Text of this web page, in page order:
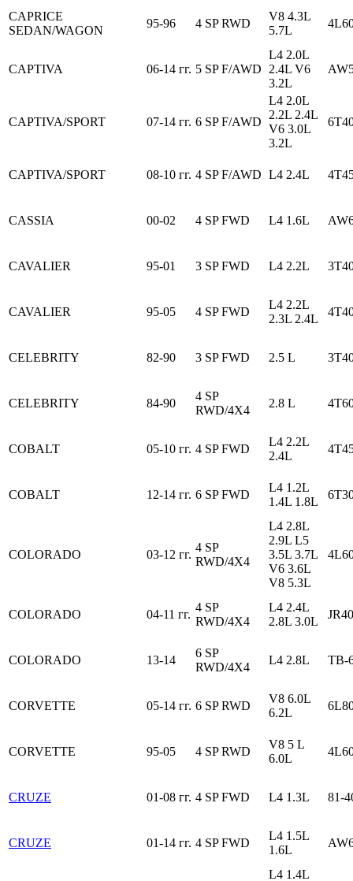
CAPRICE
SEDAN/WAGON
95-96 4 SP RWD
V8 4.3L
5.7L
CAPTIVA 06-14 гг. 5 SP F/AWD
L4 2.0L
2.4L V6
3.2L
CAPTIVA/SPORT 07-14 гг. 6 SP F/AWD
L4 2.0L
2.2L 2.4L
V6 3.0L
3.2L
CAPTIVA/SPORT 08-10 гг. 4 SP F/AWD L4 2.4L
CASSIA 00-02 4 SP FWD L4 1.6L
CAVALIER 95-01 3 SP FWD L4 2.2L
CAVALIER 95-05 4 SP FWD
L4 2.2L
2.3L 2.4L
CELEBRITY 82-90 3 SP FWD 2.5 L
CELEBRITY 84-90
4 SP
RWD/4X4
2.8 L
COBALT 05-10 гг. 4 SP FWD
L4 2.2L
2.4L
COBALT 12-14 гг. 6 SP FWD
L4 1.2L
1.4L 1.8L
COLORADO 03-12 гг.
4 SP
RWD/4X4
L4 2.8L
2.9L L5
3.5L 3.7L
V6 3.6L
V8 5.3L
COLORADO 04-11 гг.
4 SP
RWD/4X4
L4 2.4L
2.8L 3.0L
COLORADO 13-14
6 SP
RWD/4X4
L4 2.8L TB-
CORVETTE 05-14 гг. 6 SP RWD
V8 6.0L
6.2L
CORVETTE 95-05 4 SP RWD
V8 5 L
6.0L
CRUZE 01-08 гг. 4 SP FWD L4 1.3L 81-
CRUZE 01-14 гг. 4 SP FWD
L4 1.5L
1.6L
L4 1.4L